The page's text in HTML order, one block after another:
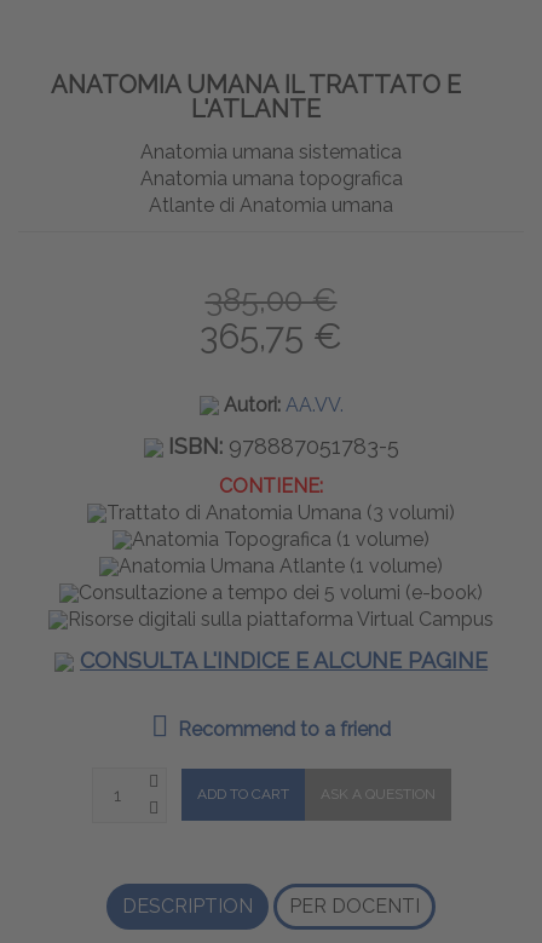
ANATOMIA UMANA IL TRATTATO E
L'ATLANTE
Anatomia umana sistematica
Anatomia umana topografica
Atlante di Anatomia umana
385,00 €
365,75 €
Autori: AA.VV.
ISBN:978887051783-5
CONTIENE:
Trattato di Anatomia Umana (3 volumi)
Anatomia Topografica (1 volume)
Anatomia Umana Atlante (1 volume)
Consultazione a tempo dei 5 volumi (e-book)
Risorse digitali sulla piattaforma Virtual Campus
CONSULTA L'INDICE E ALCUNE PAGINE
Recommend to a friend
DESCRIPTION PER DOCENTI